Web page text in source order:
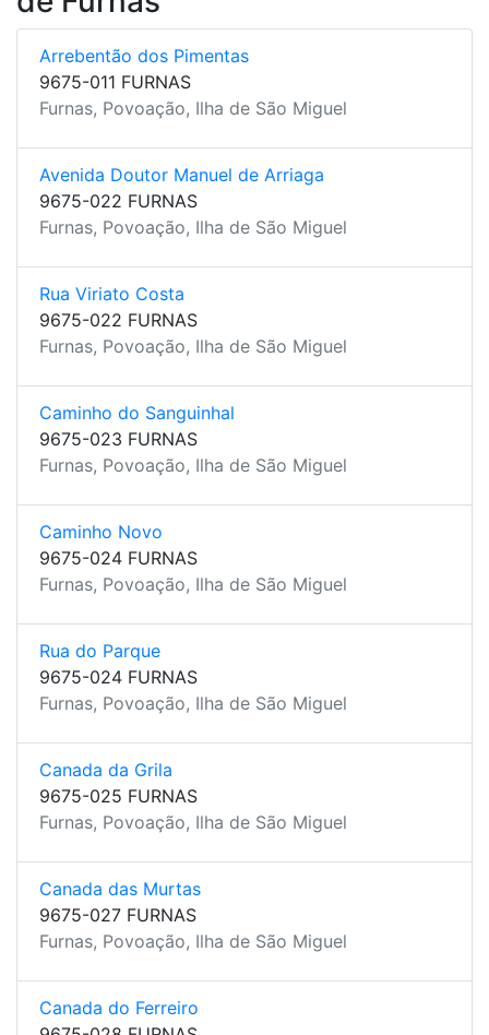
Arrebentão dos Pimentas
9675-011 FURNAS
Furnas, Povoação, Ilha de São Miguel
Avenida Doutor Manuel de Arriaga
9675-022 FURNAS
Furnas, Povoação, Ilha de São Miguel
Rua Viriato Costa
9675-022 FURNAS
Furnas, Povoação, Ilha de São Miguel
Caminho do Sanguinhal
9675-023 FURNAS
Furnas, Povoação, Ilha de São Miguel
Caminho Novo
9675-024 FURNAS
Furnas, Povoação, Ilha de São Miguel
Rua do Parque
9675-024 FURNAS
Furnas, Povoação, Ilha de São Miguel
Canada da Grila
9675-025 FURNAS
Furnas, Povoação, Ilha de São Miguel
Canada das Murtas
9675-027 FURNAS
Furnas, Povoação, Ilha de São Miguel
Canada do Ferreiro